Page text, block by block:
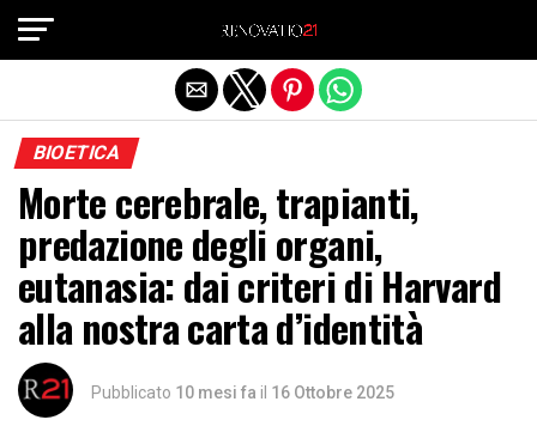
BIOETICA
Morte cerebrale, trapianti,
predazione degli organi,
eutanasia: dai criteri di Harvard
alla nostra carta d’identità
Pubblicato 10 mesi fa il 16 Ottobre 2025
Exit mobile version